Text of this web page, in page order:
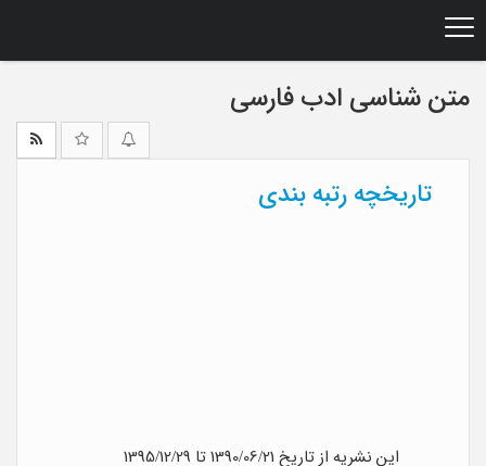
متن شناسی ادب فارسی
تاریخچه رتبه بندی
این نشریه از تاریخ 1390/06/21 تا 1395/12/29